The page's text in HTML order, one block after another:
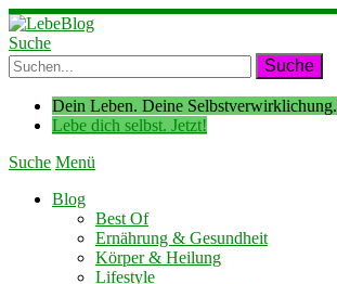
Suche
Dein Leben. Deine Selbstverwirklichung.
Lebe dich selbst. Jetzt!
Suche Menü
Blog
Best Of
Ernährung & Gesundheit
Körper & Heilung
Lifestyle